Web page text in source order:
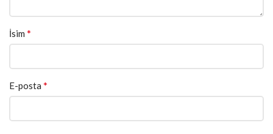
İsim *
E-posta *